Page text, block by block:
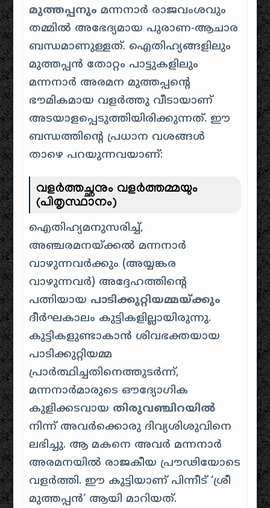
മുത്തപ്പനും മന്നനാർ രാജവംശവും
തമ്മിൽ അഭേദ്യമായ പുരാണ-ആചാര
ബന്ധമാണുള്ളത്. ഐതിഹ്യങ്ങളിലും
മുത്തപ്പൻ തോറ്റം പാട്ടുകളിലും
മന്നനാർ അരമന മുത്തപ്പന്റെ
ഭൗമികമായ വളർത്തു വീടായാണ്
അടയാളപ്പെടുത്തിയിരിക്കുന്നത്. ഈ
ബന്ധത്തിന്റെ പ്രധാന വശങ്ങൾ
താഴെ പറയുന്നവയാണ്:
വളർത്തച്ഛനും വളർത്തമ്മയും
(പിതൃസ്ഥാനം)
ഐതിഹ്യമനുസരിച്ച്,
അഞ്ചരമനയ്ക്കൽ മന്നനാർ
വാഴുന്നവർക്കും (അയ്യങ്കര
വാഴുന്നവർ) അദ്ദേഹത്തിന്റെ
പത്നിയായ പാടിക്കുറ്റിയമ്മയ്ക്കും
ദീർഘകാലം കുട്ടികളില്ലായിരുന്നു.
കുട്ടികളുണ്ടാകാൻ ശിവഭക്തയായ
പാടിക്കുറ്റിയമ്മ
പ്രാർത്ഥിച്ചതിനെത്തുടർന്ന്,
മന്നനാർമാരുടെ ഔദ്യോഗിക
കുളിക്കടവായ തിരുവഞ്ചിറയിൽ
നിന്ന് അവർക്കൊരു ദിവ്യശിശുവിനെ
ലഭിച്ചു. ആ മകനെ അവർ മന്നനാർ
അരമനയിൽ രാജകീയ പ്രൗഢിയോടെ
വളർത്തി. ഈ കുട്ടിയാണ് പിന്നീട് ‘ശ്രീ
മുത്തപ്പൻ’ ആയി മാറിയത്.